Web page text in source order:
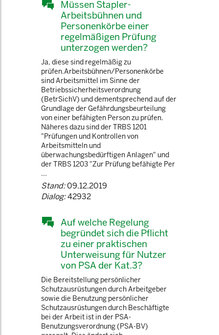
Müssen Stapler-
Arbeitsbühnen und
Personenkörbe einer
regelmäßigen Prüfung
unterzogen werden?
Ja, diese sind regelmäßig zu
prüfen.Arbeitsbühnen/Personenkörbe
sind Arbeitsmittel im Sinne der
Betriebssicherheitsverordnung
(BetrSichV) und dementsprechend auf der
Grundlage der Gefährdungsbeurteilung
von einer befähigten Person zu prüfen.
Näheres dazu sind der TRBS 1201
"Prüfungen und Kontrollen von
Arbeitsmitteln und
überwachungsbedürftigen Anlagen" und
der TRBS 1203 "Zur Prüfung befähigte Per
...
Stand:09.12.2019
Dialog:42932
Auf welche Regelung
begründet sich die Pflicht
zu einer praktischen
Unterweisung für Nutzer
von PSA der Kat.3?
Die Bereitstellung persönlicher
Schutzausrüstungen durch Arbeitgeber
sowie die Benutzung persönlicher
Schutzausrüstungen durch Beschäftigte
bei der Arbeit ist in der PSA-
Benutzungsverordnung (PSA-BV)